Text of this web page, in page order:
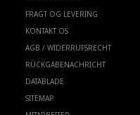
FRAGT OG LEVERING
KONTAKT OS
AGB / WIDERRUFSRECHT
RÜCKGABENACHRICHT
DATABLADE
SITEMAP